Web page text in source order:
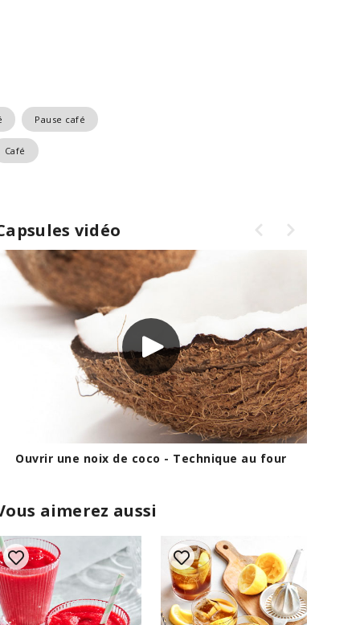
Pause café
Café
vidéo
Ouvrir une noix de coco - Technique au four
aimerez aussi